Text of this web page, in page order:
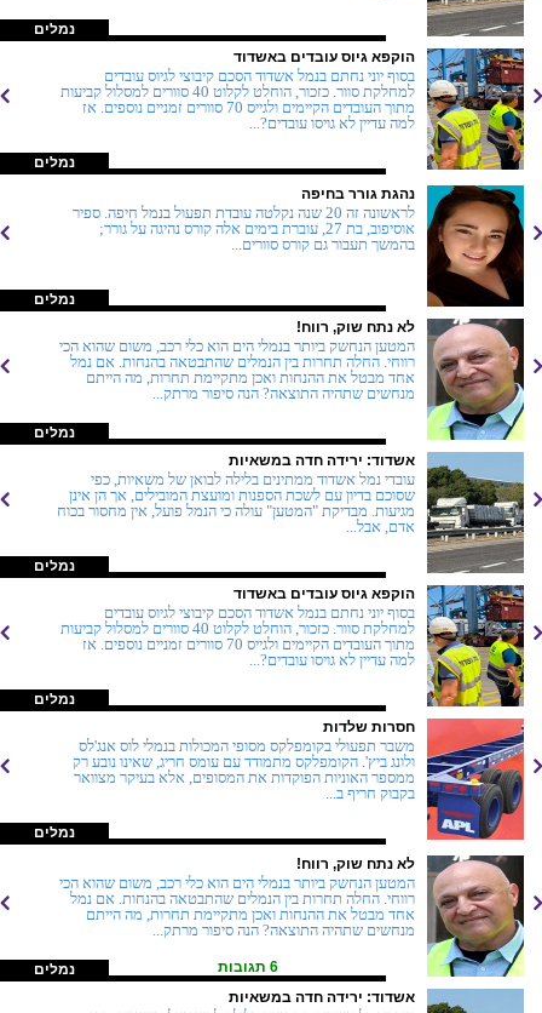
נמלים
נמלים
הוקפא גיוס עובדים באשדוד
בסוף יוני נחתם בנמל אשדוד הסכם קיבוצי לגיוס עובדים
למחלקת סוור. כזכור, הוחלט לקלוט 40 סוורים למסלול קביעות
מתוך העובדים הקיימים ולגייס 70 סוורים זמניים נוספים. אז
למה עדיין לא גויסו עובדים?...
נמלים
נהגת גורר בחיפה
לראשונה זה 20 שנה נקלטה עובדת תפעול בנמל חיפה. ספיר
אוסיפוב, בת 27, עוברת בימים אלה קורס נהיגה על גורר;
בהמשך תעבור גם קורס סוורים...
נמלים
לא נתח שוק, רווח!
המטען הנחשק ביותר בנמלי הים הוא כלי רכב, משום שהוא הכי
רווחי. החלה תחרות בין הנמלים שהתבטאה בהנחות. אם נמל
אחד מבטל את ההנחות ואכן מתקיימת תחרות, מה הייתם
מנחשים שתהיה התוצאה? הנה סיפור מרתק...
נמלים
אשדוד: ירידה חדה במשאיות
עובדי נמל אשדוד ממתינים בלילה לבואן של משאיות, כפי
שסוכם בדיון עם לשכת הספנות ומועצת המובילים, אך הן אינן
מגיעות. מבדיקת "המטען" עולה כי הנמל פועל, אין מחסור בכוח
אדם, אבל...
נמלים
הוקפא גיוס עובדים באשדוד
בסוף יוני נחתם בנמל אשדוד הסכם קיבוצי לגיוס עובדים
למחלקת סוור. כזכור, הוחלט לקלוט 40 סוורים למסלול קביעות
מתוך העובדים הקיימים ולגייס 70 סוורים זמניים נוספים. אז
למה עדיין לא גויסו עובדים?...
נמלים
חסרות שלדות
משבר תפעולי בקומפלקס מסופי המכולות בנמלי לוס אנג'לס
ולונג ביץ'. הקומפלקס מתמודד עם עומס חריג, שאינו נובע רק
ממספר האוניות הפוקדות את המסופים, אלא בעיקר מצוואר
בקבוק חריף ב...
נמלים
לא נתח שוק, רווח!
המטען הנחשק ביותר בנמלי הים הוא כלי רכב, משום שהוא הכי
רווחי. החלה תחרות בין הנמלים שהתבטאה בהנחות. אם נמל
אחד מבטל את ההנחות ואכן מתקיימת תחרות, מה הייתם
מנחשים שתהיה התוצאה? הנה סיפור מרתק...
6 תגובות
אשדוד: ירידה חדה במשאיות